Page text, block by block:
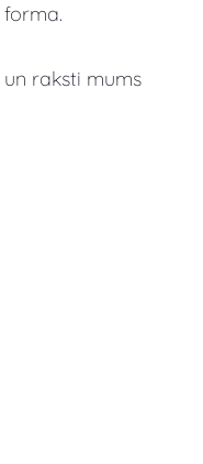
raksti mums